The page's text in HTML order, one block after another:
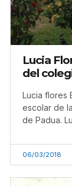
Lucia
del
Lucia flores
escolar de
de Padua.
06/03/2018